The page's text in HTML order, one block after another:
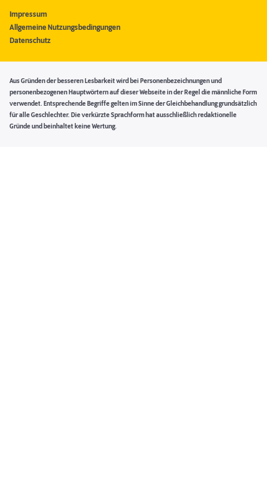
Impressum
Allgemeine Nutzungsbedingungen
Datenschutz
Aus Gründen der besseren Lesbarkeit wird bei Personenbezeichnungen und
personenbezogenen Hauptwörtern auf dieser Webseite in der Regel die männliche Form
verwendet. Entsprechende Begriffe gelten im Sinne der Gleichbehandlung grundsätzlich
für alle Geschlechter. Die verkürzte Sprachform hat ausschließlich redaktionelle
Gründe und beinhaltet keine Wertung.